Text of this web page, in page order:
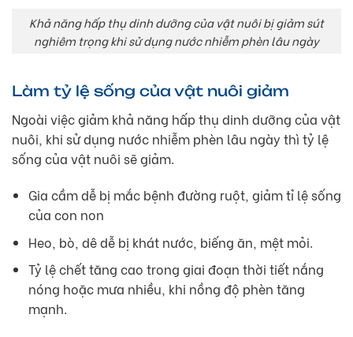
Khả năng hấp thụ dinh dưỡng của vật nuôi bị giảm sút
nghiêm trọng khi sử dụng nước nhiễm phèn lâu ngày
Làm tỷ lệ sống của vật nuôi giảm
Ngoài việc giảm khả năng hấp thụ dinh dưỡng của vật
nuôi, khi sử dụng nước nhiễm phèn lâu ngày thì tỷ lệ
sống của vật nuôi sẽ giảm.
Gia cầm dễ bị mắc bệnh đường ruột, giảm tỉ lệ sống
của con non
Heo, bò, dê dễ bị khát nước, biếng ăn, mệt mỏi.
Tỷ lệ chết tăng cao trong giai đoạn thời tiết nắng
nóng hoặc mưa nhiều, khi nồng độ phèn tăng
mạnh.